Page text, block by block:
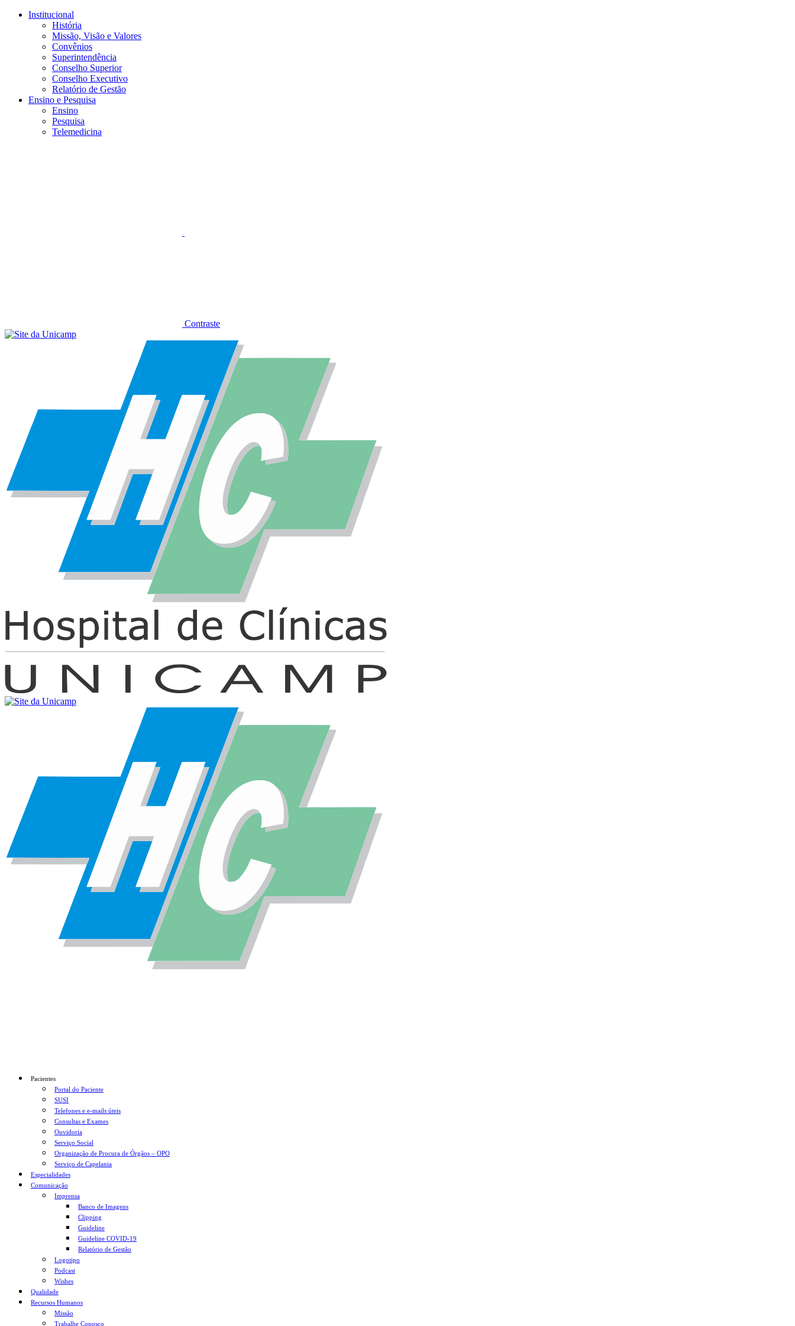
Conteúdo principal
Institucional
História
Missão, Visão e Valores
Convênios
Superintendência
Conselho Superior
Conselho Executivo
Relatório de Gestão
Ensino e Pesquisa
Ensino
Pesquisa
Telemedicina
Contraste
Pacientes
Portal do Paciente
SUSI
Telefones e e-mails úteis
Consultas e Exames
Ouvidoria
Serviço Social
Organização de Procura de Órgãos – OPO
Serviço de Capelania
Especialidades
Comunicação
Imprensa
Banco de Imagens
Clipping
Guideline
Guideline COVID-19
Relatório de Gestão
Logotipo
Podcast
Wishes
Qualidade
Recursos Humanos
Missão
Trabalhe Conosco